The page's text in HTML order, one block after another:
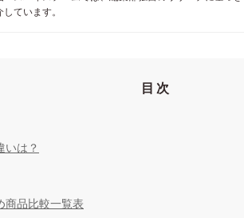
ています。
目次
いは？
商品比較一覧表